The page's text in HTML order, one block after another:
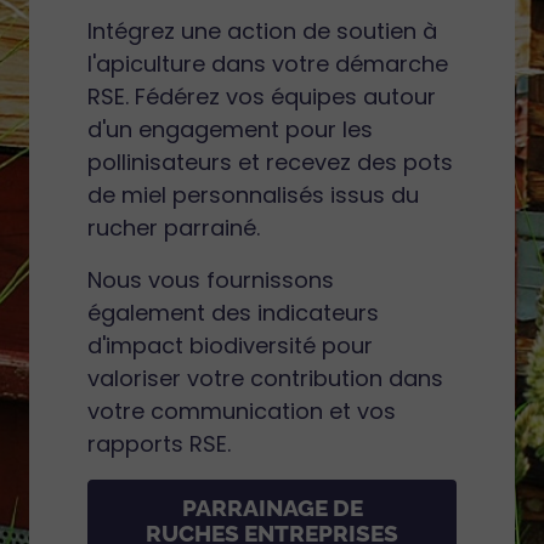
Intégrez une action de soutien à
l'apiculture dans votre démarche
RSE. Fédérez vos équipes autour
d'un engagement pour les
pollinisateurs et recevez des pots
de miel personnalisés issus du
rucher parrainé.
Nous vous fournissons
également des indicateurs
d'impact biodiversité pour
valoriser votre contribution dans
votre communication et vos
rapports RSE.
PARRAINAGE DE
RUCHES ENTREPRISES